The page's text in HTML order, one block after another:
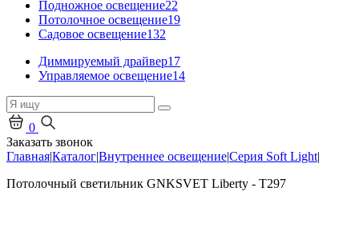
Подножное освещение22
Потолочное освещение19
Садовое освещение132
Диммируемый драйвер17
Управляемое освещение14
0
Заказать звонок
Главная|Каталог|Внутреннее освещение|Серия Soft Light|
Потолочный светильник GNKSVET Liberty - T297